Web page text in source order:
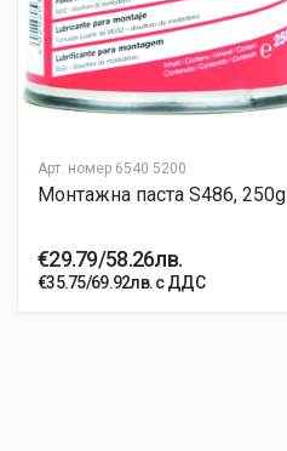
Арт. номер 6540 5200
Монтажна паста S486, 250g
€29.79/58.26лв.
€35.75/69.92лв. с ДДС